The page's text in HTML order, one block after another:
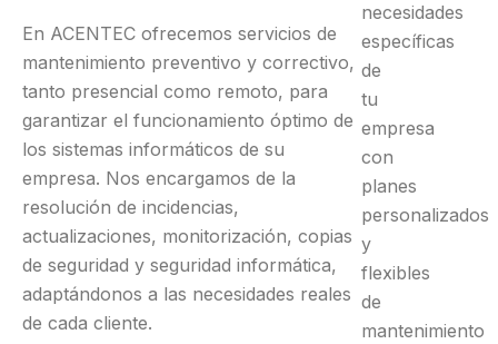
En ACENTEC ofrecemos servicios de
mantenimiento preventivo y correctivo,
tanto presencial como remoto, para
garantizar el funcionamiento óptimo de
los sistemas informáticos de su
empresa. Nos encargamos de la
resolución de incidencias,
actualizaciones, monitorización, copias
de seguridad y seguridad informática,
adaptándonos a las necesidades reales
de cada cliente.
necesidades
específicas
de
tu
empresa
con
planes
personalizados
y
flexibles
de
mantenimiento